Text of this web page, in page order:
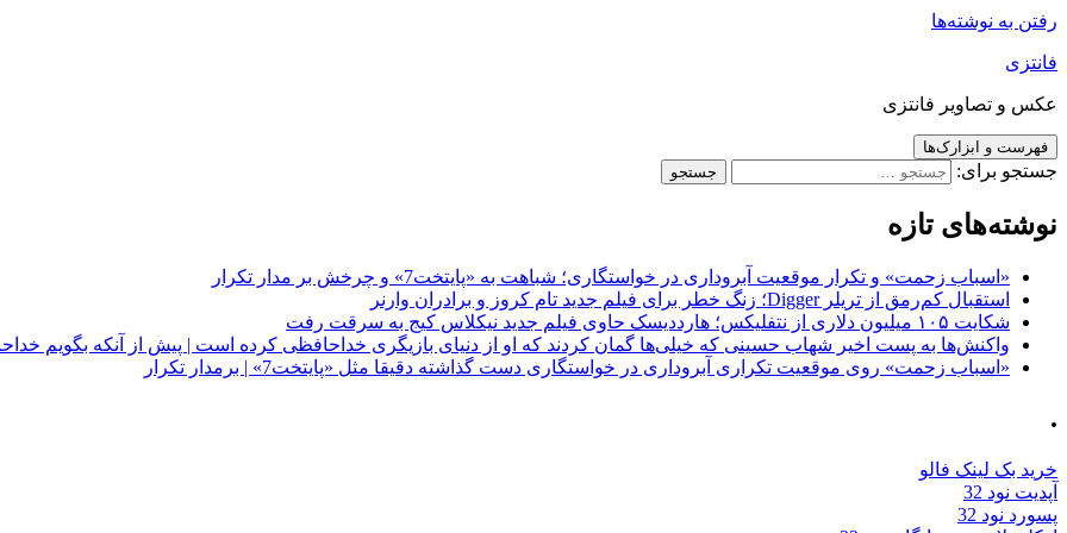
رفتن به نوشته‌ها
فانتزی
عکس و تصاویر فانتزی
فهرست و ابزارک‌ها
جستجو برای:
نوشته‌های تازه
«اسباب زحمت» و تکرار موقعیت آبروداری در خواستگاری؛ شباهت به «پایتخت7» و چرخش بر مدار تکرار
استقبال کم‌رمق از تریلر Digger؛ زنگ خطر برای فیلم جدید تام کروز و برادران وارنر
شکایت ۱۰۵ میلیون دلاری از نتفلیکس؛ هارددیسک حاوی فیلم جدید نیکلاس کیج به سرقت رفت
واکنش‌ها به پست اخیر شهاب حسینی که خیلی‌ها گمان کردند که او از دنیای بازیگری خداحافظی کرده است | پیش از آنکه بگویم
«اسباب زحمت» روی موقعیت تکراری آبروداری در خواستگاری دست گذاشته دقیقا مثل «پایتخت7» | برمدار تکرار
.
خرید بک لینک فالو
آپدیت نود 32
پسورد نود 32